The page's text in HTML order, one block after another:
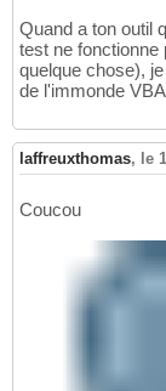
Quand a ton outil
test ne
quelque chose),
de l'immonde VBA
laffreuxthomas, le
Coucou